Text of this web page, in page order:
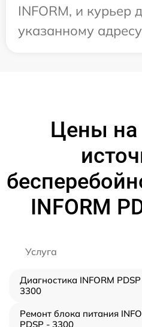
INFORM, и курьер
указанному
Цены на
INFORM
Услуга
Диагностика INFORM
3300
Ремонт блока питания
PDSP - 3300